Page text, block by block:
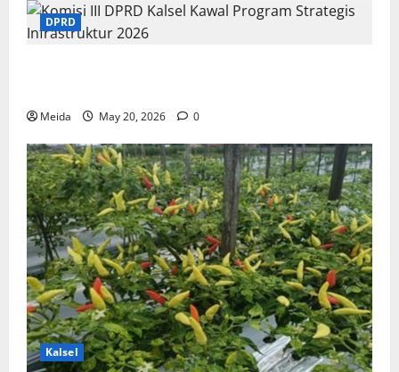
DPRD
Meida May 20, 2026 0
Kalsel